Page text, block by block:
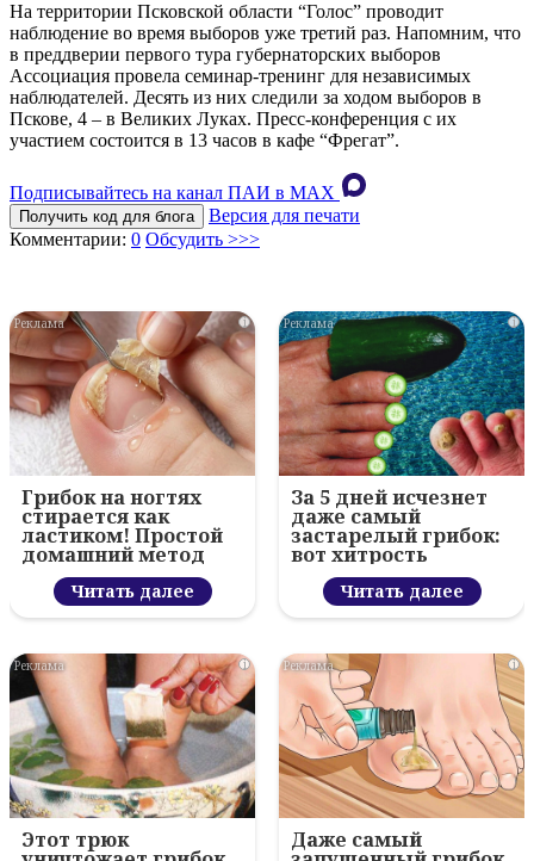
На территории Псковской области “Голос” проводит
наблюдение во время выборов уже третий раз. Напомним, что
в преддверии первого тура губернаторских выборов
Ассоциация провела семинар-тренинг для независимых
наблюдателей. Десять из них следили за ходом выборов в
Пскове, 4 – в Великих Луках. Пресс-конференция с их
участием состоится в 13 часов в кафе “Фрегат”.
Подписывайтесь на канал ПАИ в MAХ
Получить код для блога
Версия для печати
Комментарии: 0 Обсудить >>>
i
Грибок на ногтях
стирается как
ластиком! Простой
домашний метод
Читать далее
i
За 5 дней исчезнет
даже самый
застарелый грибок:
вот хитрость
Читать далее
i
Этот трюк
i
Даже самый